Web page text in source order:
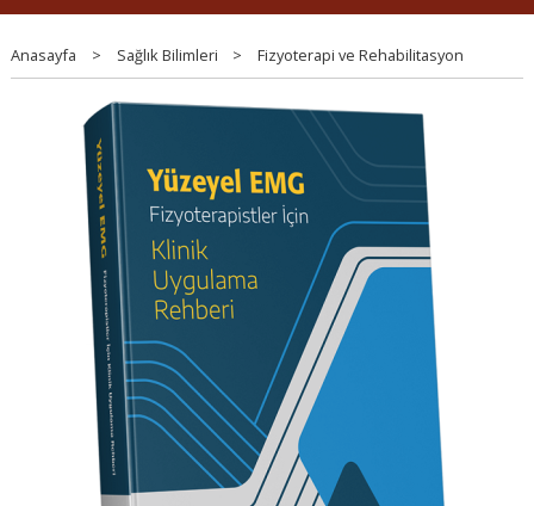
Anasayfa > Sağlık Bilimleri > Fizyoterapi ve Rehabilitasyon